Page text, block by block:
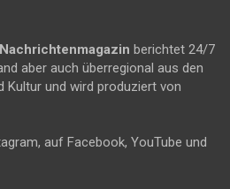
berichtet 24/7
aber auch überregional aus den
Kultur und wird produziert von
auf Facebook, YouTube und